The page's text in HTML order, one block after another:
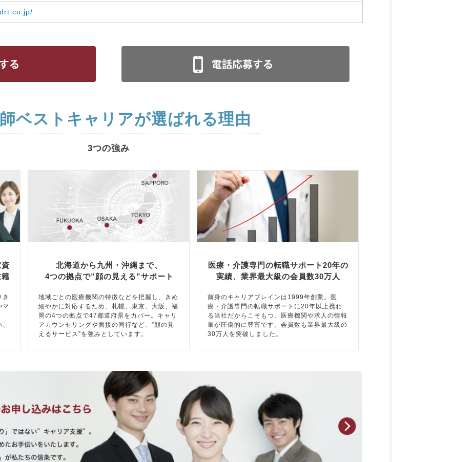
ベストキャリアが選ばれる理由
3つの強み
き
マ
北海道から九州・沖縄まで、
4つの拠点で”顔の見える”サポート
地域ごとの医療機関の特徴などを把握し、きめ
細やかに対応するため、札幌、東京、大阪、福
岡の4つの拠点で47都道府県をカバー。キャリ
アカウンセリングや面接の同行など、”顔の見
えるサービス”を強みとしています。
医療・介護専門の転職サポート20年の
実績、業界最大級の会員数30万人
前身のキャリアブレインは1999年創業。医
療・介護専門の転職サポートに20年以上携わ
る当社だからこそもつ、医療機関や求人の情報
量が圧倒的に豊富です。会員数も業界最大級の
30万人を突破しました。